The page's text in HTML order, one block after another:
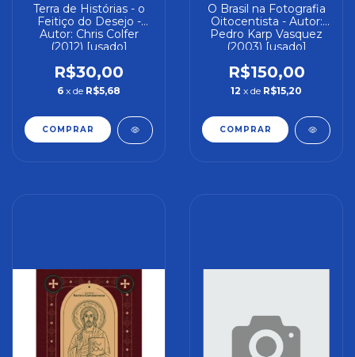
Terra de Histórias - o
Feitiço do Desejo -
Autor: Chris Colfer
(2012) [usado]
R$30,00
6 x de R$5,68
O Brasil na Fotografia
Oitocentista - Autor:
Pedro Karp Vasquez
(2003) [usado]
R$150,00
12 x de R$15,20